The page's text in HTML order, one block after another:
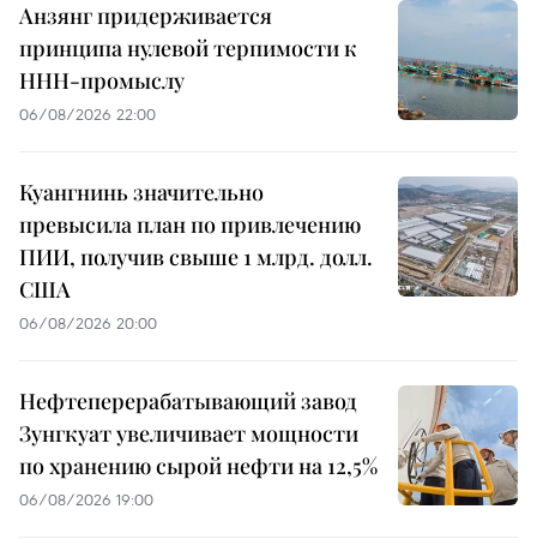
Анзянг придерживается
принципа нулевой терпимости к
ННН-промыслу
06/08/2026 22:00
Куангнинь значительно
превысила план по привлечению
ПИИ, получив свыше 1 млрд. долл.
США
06/08/2026 20:00
Нефтеперерабатывающий завод
Зунгкуат увеличивает мощности
по хранению сырой нефти на 12,5%
06/08/2026 19:00